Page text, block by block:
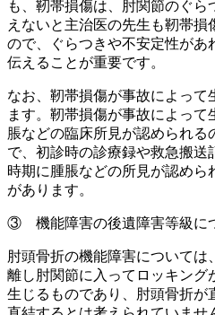
も、靭帯損傷は、肘関節のぐ
えないと主治医の先生も靭帯損
ので、ぐらつきや不安定性があ
伝えることが重要です。
なお、靭帯損傷が事故によって
ます。靭帯損傷が事故によっ
脹などの臨床所見が認められ
で、初診時の診療録や救急搬送
時期に腫脹などの所見が認め
があります。
③ 機能障害の後遺障害等級に
肘頭骨折の機能障害について
離し肘関節に入ってロッキング
生じるものであり、肘頭骨折が